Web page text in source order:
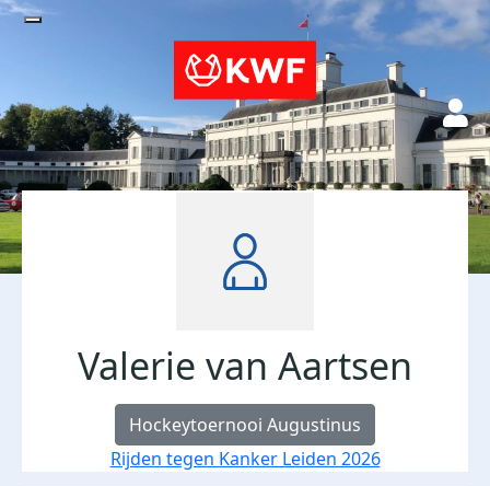
Valerie van Aartsen
Hockeytoernooi Augustinus
Rijden tegen Kanker Leiden 2026